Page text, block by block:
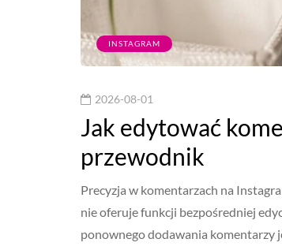
INSTAGRAM
2026-08-01
Jak edytować
przewodnik
Precyzja w komentarzach na
nie oferuje funkcji bezpośredniej
ponownego dodawania komentarzy